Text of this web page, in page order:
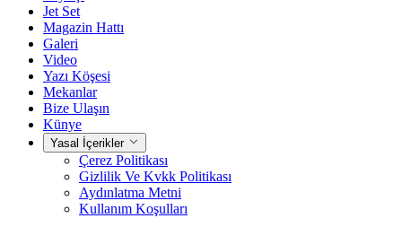
Jet Set
Magazin Hattı
Galeri
Video
Yazı Köşesi
Mekanlar
Bize Ulaşın
Künye
Yasal İçerikler
Çerez Politikası
Gizlilik Ve Kvkk Politikası
Aydınlatma Metni
Kullanım Koşulları